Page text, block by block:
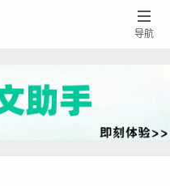

导航